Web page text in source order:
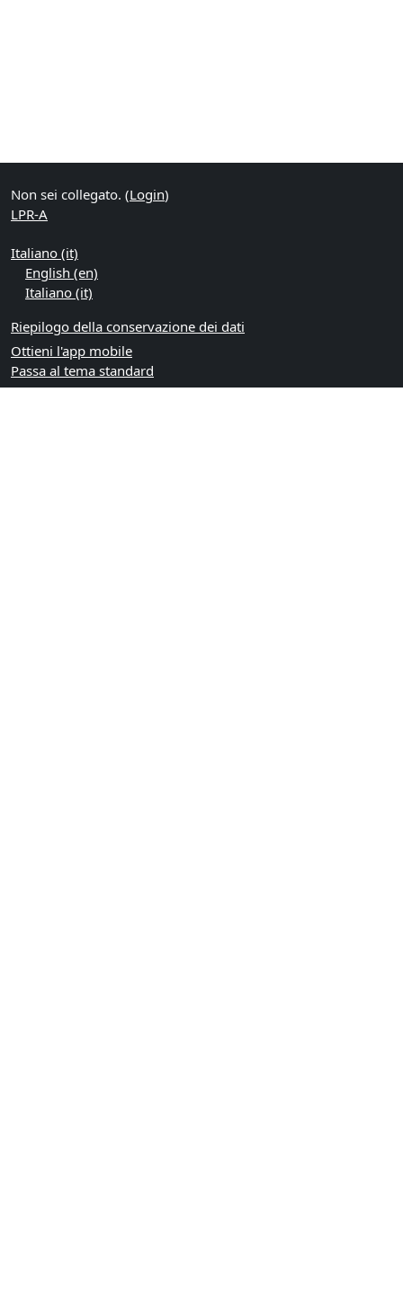
Non sei collegato. (Login)
LPR-A
Italiano ‎(it)‎
English ‎(en)‎
Italiano ‎(it)‎
Riepilogo della conservazione dei dati
Ottieni l'app mobile
Passa al tema standard